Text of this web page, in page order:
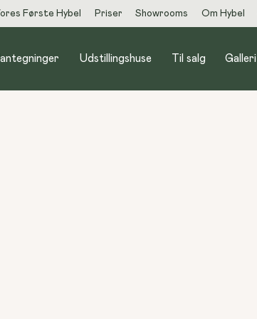
Første Hybel Priser Showrooms Om Hybel
Udstillingshuse Til salg Galleri